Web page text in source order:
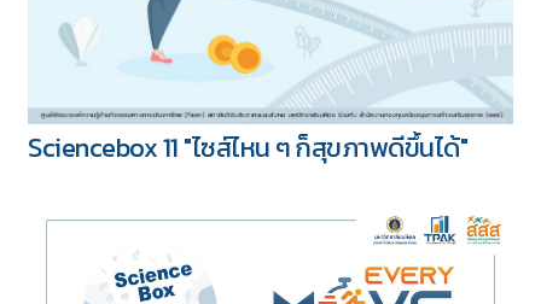
Download
Sciencebox 11 "ไซส์ไหน ๆ ก็สุขภาพดีขึ้นได้"